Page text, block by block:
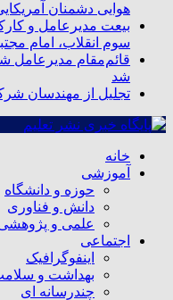
هوایی دشمنان
بیعت مدیرعامل و
سوم انقلاب، امام
قائم‌مقام مدیرعامل
شد
تجلیل از مهندسان
خانه
آموزشی
حوزه و دانشگاه
دانش و فناوری
علمی و
اجتماعی
اینفوگرافیک
بهداشت و
چندرسانه ای